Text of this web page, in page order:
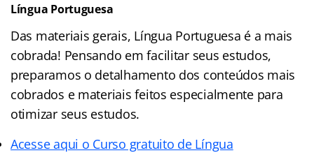
Língua Portuguesa
Das materiais gerais, Língua Portuguesa é a mais
cobrada! Pensando em facilitar seus estudos,
preparamos o detalhamento dos conteúdos mais
cobrados e materiais feitos especialmente para
otimizar seus estudos.
Acesse aqui o Curso gratuito de Língua